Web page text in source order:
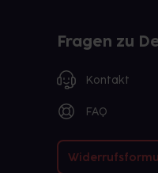
Fragen zu
Kontakt
FAQ